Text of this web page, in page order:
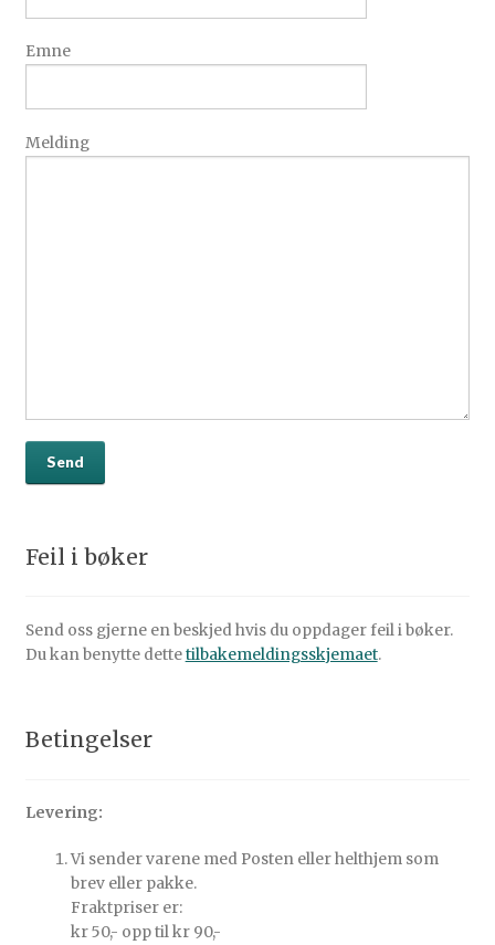
Emne
Melding
Feil i bøker
Send oss gjerne en beskjed hvis du oppdager feil i bøker.
Du kan benytte dettetilbakemeldingsskjemaet.
Betingelser
Levering:
Vi sender varene med Posten eller helthjem som
brev eller pakke.
Fraktpriser er:
kr 50,- opp til kr 90,-